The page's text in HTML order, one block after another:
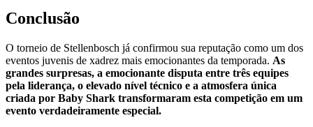
Conclusão
O torneio de Stellenbosch já confirmou sua reputação como um dos
eventos juvenis de xadrez mais emocionantes da temporada. As
grandes surpresas, a emocionante disputa entre três equipes
pela liderança, o elevado nível técnico e a atmosfera única
criada por Baby Shark transformaram esta competição em um
evento verdadeiramente especial.